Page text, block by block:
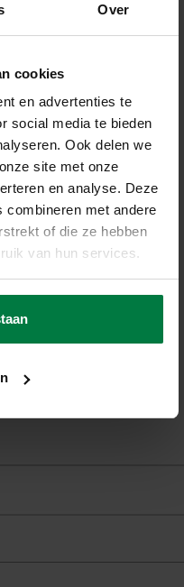
Over
cookies
en advertenties te
social media te bieden
Ook delen we
site met onze
en analyse. Deze
combineren met andere
of die ze hebben
van hun services.
Floorpassion
16, Beige/Grijs
100% Polyester
Ca. 5 Centimeter
Machinaal Getuft
Effen
Geschikt